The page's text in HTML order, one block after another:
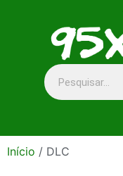
Início / DLC